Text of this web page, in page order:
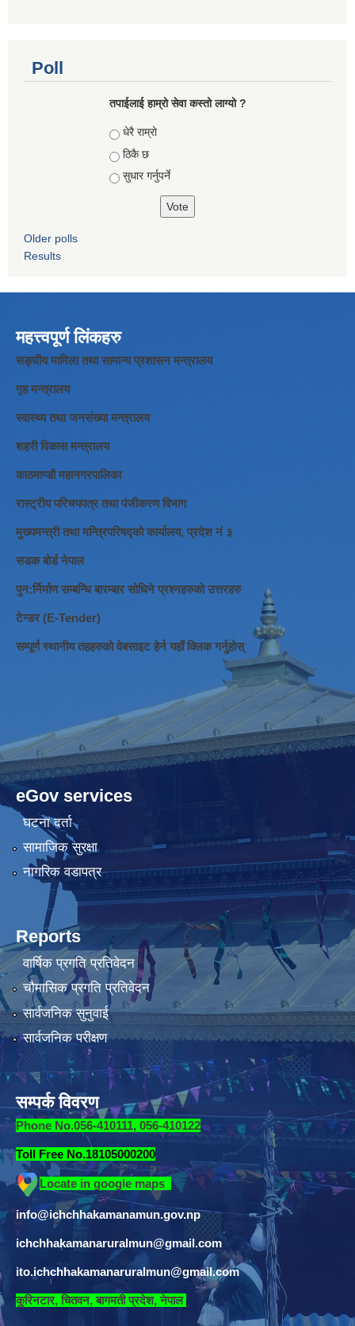
Poll
तपाईलाई हाम्रो सेवा कस्तो लाग्यो ?
Choices
धेरै राम्रो
ठिकै छ
सुधार गर्नुपर्ने
Older polls
Results
महत्त्वपूर्ण लिंकहरु
सङ्घीय मामिला तथा सामान्य प्रशासन मन्त्रालय
गृह मन्त्रालय
स्वास्थ्य तथा जनसंख्या मन्त्रालय
शहरी विकास मन्त्रालय
काठमाण्डौ महानगरपालिका
रास्ट्रीय परिचयपत्र तथा पंजीकरण विभाग
मुख्यमन्त्री तथा मन्त्रिपरिषद्को कार्यालय, प्रदेश नं ३
सडक बोर्ड नेपाल
पुन:र्निर्माण सम्बन्धि बारम्बार सोधिने प्रश्नहरुको उत्तरहरु
टेन्डर (E-Tender)
सम्पूर्ण स्थानीय तहहरुको वेबसाइट हेर्न यहाँ क्लिक गर्नुहोस्
eGov services
घटना दर्ता
सामाजिक सुरक्षा
नागरिक वडापत्र
Reports
वार्षिक प्रगति प्रतिवेदन
चौमासिक प्रगति प्रतिवेदन
सार्वजनिक सुनुवाई
सार्वजनिक परीक्षण
सम्पर्क विवरण
Phone No.056-410111, 056-410122
Toll Free No.18105000200
Locate in google maps
info@ichchhakamanamun.gov.np
ichchhakamanaruralmun@gmail.com
ito.ichchhakamanaruralmun@gmail.com​
कुरिनटार, चितवन, बागमती प्रदेश, नेपाल